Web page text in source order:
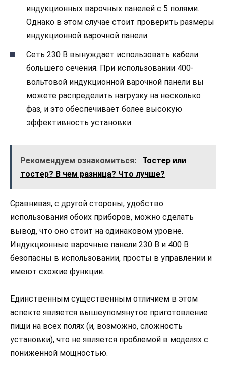
индукционных варочных панелей с 5 полями.
Однако в этом случае стоит проверить размеры
индукционной варочной панели.
Сеть 230 В вынуждает использовать кабели
большего сечения. При использовании 400-
вольтовой индукционной варочной панели вы
можете распределить нагрузку на несколько
фаз, и это обеспечивает более высокую
эффективность установки.
Рекомендуем ознакомиться:
Тостер или
тостер? В чем разница? Что лучше?
Сравнивая, с другой стороны, удобство
использования обоих приборов, можно сделать
вывод, что оно стоит на одинаковом уровне.
Индукционные варочные панели 230 В и 400 В
безопасны в использовании, просты в управлении и
имеют схожие функции.
Единственным существенным отличием в этом
аспекте является вышеупомянутое приготовление
пищи на всех полях (и, возможно, сложность
установки), что не является проблемой в моделях с
пониженной мощностью.